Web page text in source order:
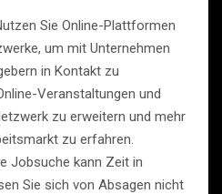
Sie Online-Plattformen
um mit Unternehmen
in Kontakt zu
Veranstaltungen und
zu erweitern und mehr
zu erfahren.
Jobsuche kann Zeit in
Sie sich von Absagen nicht